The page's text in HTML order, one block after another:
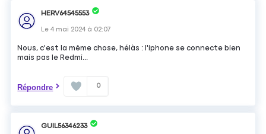
HERV64545553
Le4 mai 2024 à 02:07
Nous, c'est la même chose, hélàs : l'iphone se connecte bien
mais pas le Redmi...
Répondre 0
GUIL56346233